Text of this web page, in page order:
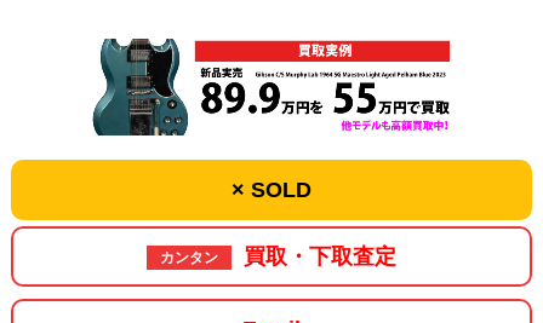
× SOLD
カンタン 買取・下取査定